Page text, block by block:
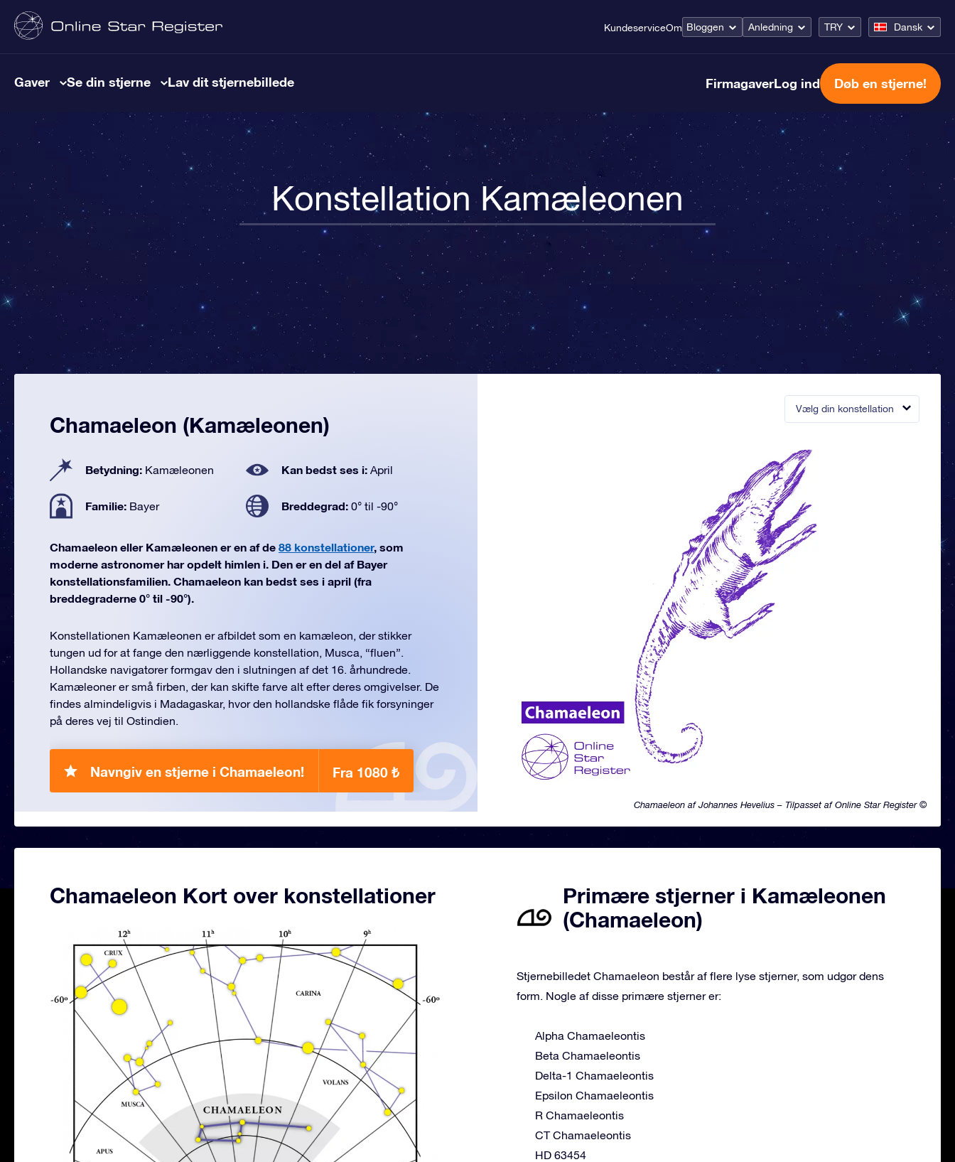
KundeserviceOm Bloggen Anledning TRY Dansk
Gaver Se din stjerne Lav dit stjernebillede FirmagaverLog ind Døb en stjerne!
Konstellation Kamæleonen
Vælg din konstellation
Chamaeleon af Johannes Hevelius – Tilpasset af Online Star Register ©
Chamaeleon (Kamæleonen)
Betydning: Kamæleonen Kan bedst ses i: April
Familie: Bayer Breddegrad: 0° til -90°
Chamaeleon eller Kamæleonen er en af de 88 konstellationer, som
moderne astronomer har opdelt himlen i. Den er en del af Bayer
konstellationsfamilien. Chamaeleon kan bedst ses i april (fra
breddegraderne 0° til -90°).
Konstellationen Kamæleonen er afbildet som en kamæleon, der stikker
tungen ud for at fange den nærliggende konstellation, Musca, “fluen”.
Hollandske navigatører formgav den i slutningen af det 16. århundrede.
Kamæleoner er små firben, der kan skifte farve alt efter deres omgivelser. De
findes almindeligvis i Madagaskar, hvor den hollandske flåde fik forsyninger
på deres vej til Ostindien.
Navngiv en stjerne i Chamaeleon! Fra 1080 ₺
Chamaeleon Kort over konstellationer
Primære stjerner i Kamæleonen
(Chamaeleon)
Stjernebilledet Chamaeleon består af flere lyse stjerner, som udgør dens
form. Nogle af disse primære stjerner er:
Alpha Chamaeleontis
Beta Chamaeleontis
Delta-1 Chamaeleontis
Epsilon Chamaeleontis
R Chamaeleontis
CT Chamaeleontis
HD 63454